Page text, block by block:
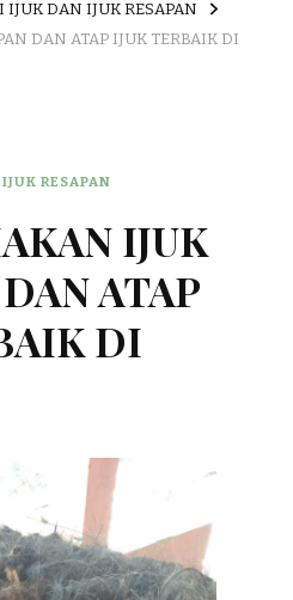
IJUK DAN IJUK RESAPAN
DAN ATAP IJUK TERBAIK DI
RESAPAN
IJUK
ATAP
DI